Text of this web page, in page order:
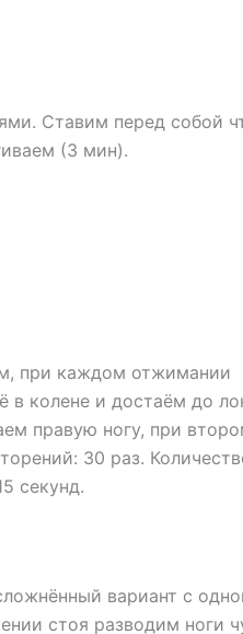
Ставим перед собой
(3 мин).
при каждом отжимании
в колене и достаём до
правую ногу, при
30 раз.
секунд.
вариант с
стоя разводим ноги